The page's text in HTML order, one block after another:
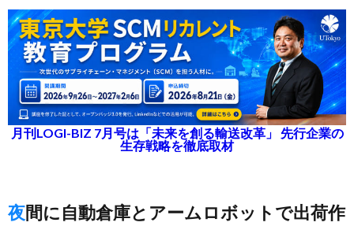
月刊LOGI-BIZ 7月号は「未来を創る輸送改革」 先行企業の
生存戦略を徹底取材
夜間に自動倉庫とアームロボットで出荷作